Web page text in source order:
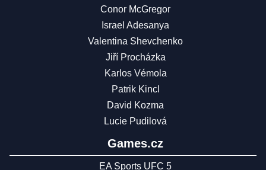
Conor McGregor
Israel Adesanya
Valentina Shevchenko
Jiří Procházka
Karlos Vémola
Patrik Kincl
David Kozma
Lucie Pudilová
Games.cz
EA Sports UFC 5